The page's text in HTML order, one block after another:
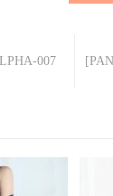
007